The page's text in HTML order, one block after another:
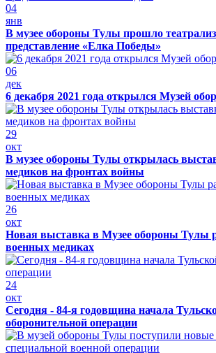
04
янв
В музее обороны Тулы прошло
представление «Елка Победы»
06
дек
6 декабря 2021 года открылся Музей
29
окт
В музее обороны Тулы открылась
медиков на фронтах войны
26
окт
Новая выставка в Музее обороны Тулы
военных медиках
24
окт
Сегодня - 84-я годовщина начала
оборонительной операции